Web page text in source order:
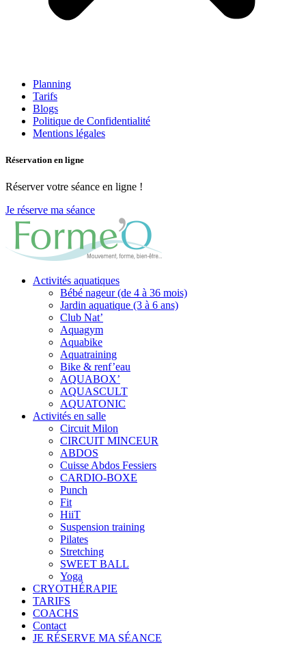
Planning
Tarifs
Blogs
Politique de Confidentialité
Mentions légales
Réservation en ligne
Réserver votre séance en ligne !
Je réserve ma séance
Activités aquatiques
Bébé nageur (de 4 à 36 mois)
Jardin aquatique (3 à 6 ans)
Club Nat’
Aquagym
Aquabike
Aquatraining
Bike & renf’eau
AQUABOX’
AQUASCULT
AQUATONIC
Activités en salle
Circuit Milon
CIRCUIT MINCEUR
ABDOS
Cuisse Abdos Fessiers
CARDIO-BOXE
Punch
Fit
HiiT
Suspension training
Pilates
Stretching
SWEET BALL
Yoga
CRYOTHÉRAPIE
TARIFS
COACHS
Contact
JE RÉSERVE MA SÉANCE